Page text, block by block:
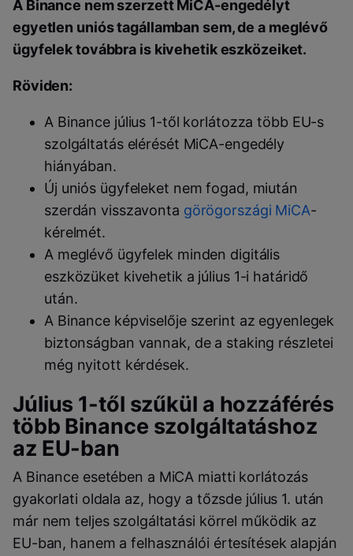
A Binance nem szerzett MiCA-engedélyt
egyetlen uniós tagállamban sem, de a meglévő
ügyfelek továbbra is kivehetik eszközeiket.
Röviden:
A Binance július 1-től korlátozza több EU-s
szolgáltatás elérését MiCA-engedély
hiányában.
Új uniós ügyfeleket nem fogad, miután
szerdán visszavonta görögországi MiCA-
kérelmét.
A meglévő ügyfelek minden digitális
eszközüket kivehetik a július 1-i határidő
után.
A Binance képviselője szerint az egyenlegek
biztonságban vannak, de a staking részletei
még nyitott kérdések.
Július 1-től szűkül a hozzáférés
több Binance szolgáltatáshoz
az EU-ban
A Binance esetében a MiCA miatti korlátozás
gyakorlati oldala az, hogy a tőzsde július 1. után
már nem teljes szolgáltatási körrel működik az
EU-ban, hanem a felhasználói értesítések alapján